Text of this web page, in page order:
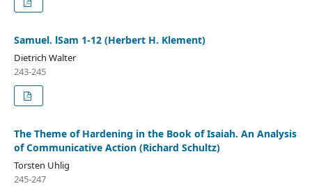
Samuel. lSam 1-12 (Herbert H. Klement)
Dietrich Walter
243-245
The Theme of Hardening in the Book of Isaiah. An Analysis
of Communicative Action (Richard Schultz)
Torsten Uhlig
245-247